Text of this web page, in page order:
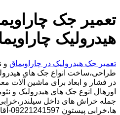
تعمیر جک
هیدرولیک
تعمیر جک هیدرولیک در چاراویماق و
طراحی،ساخت انواع جک های
در فشار و ابعاد برای ماشین آلات
اورهال انوع جک های هیدرولیک و
جمله خراش های داخل
ها،خرابی پیستون 09221241597-آقای سجاد فتاحی